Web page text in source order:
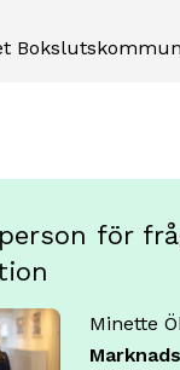
för
Minette